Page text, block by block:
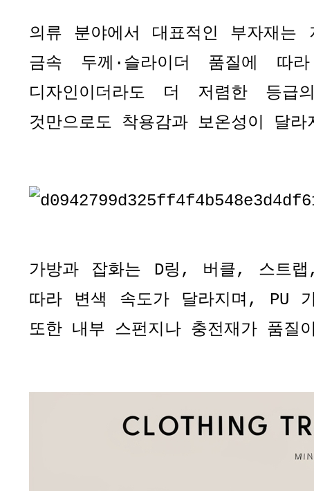
의류 분야에서 대표적인 부자재는
금속 두께 · 슬라이더 품질에 따
디자인이더라도 더 저렴한 등급
것만으로도 착용감과 보온성이 달라
가방과 잡화는 D링 , 버클, 스트랩
따라 변색 속도가 달라지며 , PU
또한 내부 스펀지나 충전재가 품질